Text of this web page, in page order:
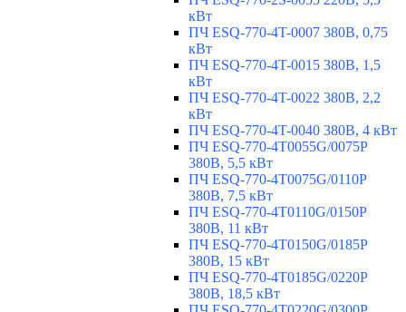
кВт
ПЧ ESQ-770-4T-0007 380В, 0,75
кВт
ПЧ ESQ-770-4T-0015 380В, 1,5
кВт
ПЧ ESQ-770-4T-0022 380В, 2,2
кВт
ПЧ ESQ-770-4T-0040 380В, 4 кВт
ПЧ ESQ-770-4T0055G/0075P
380В, 5,5 кВт
ПЧ ESQ-770-4T0075G/0110P
380В, 7,5 кВт
ПЧ ESQ-770-4T0110G/0150P
380В, 11 кВт
ПЧ ESQ-770-4T0150G/0185P
380В, 15 кВт
ПЧ ESQ-770-4T0185G/0220P
380В, 18,5 кВт